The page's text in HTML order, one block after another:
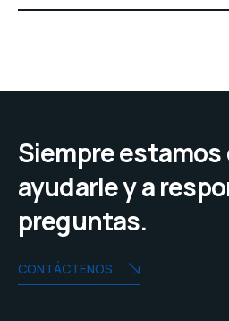
Siempre
ayudarle y a
preguntas.
CONTÁCTENOS